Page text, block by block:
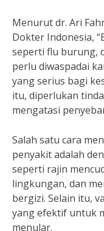
Menurut dr. Ari
Dokter Indonesia,
seperti flu burung,
perlu diwaspadai
yang serius bagi
itu, diperlukan
mengatasi
Salah satu cara
penyakit adalah
seperti rajin
lingkungan, dan
bergizi. Selain itu,
yang efektif untuk
menular.